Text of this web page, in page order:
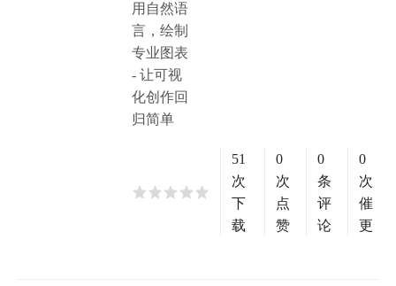
用自然语
言，绘制
专业图表
- 让可视
化创作回
归简单
51
次
下
载
0
次
点
赞
0
条
评
论
0
次
催
更